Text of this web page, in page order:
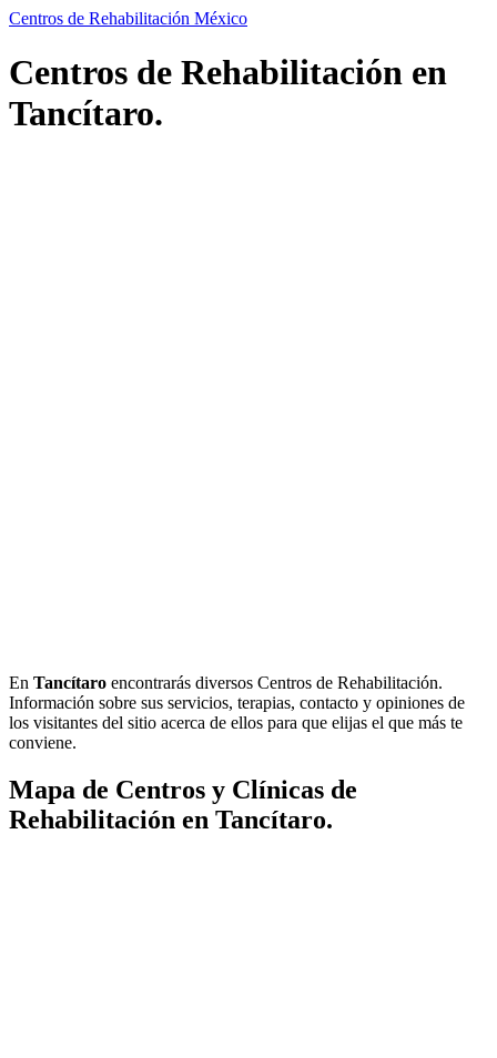
Centros de Rehabilitación México
Centros de Rehabilitación en
Tancítaro.
En Tancítaro encontrarás diversos Centros de Rehabilitación.
Información sobre sus servicios, terapias, contacto y opiniones de
los visitantes del sitio acerca de ellos para que elijas el que más te
conviene.
Mapa de Centros y Clínicas de
Rehabilitación en Tancítaro.